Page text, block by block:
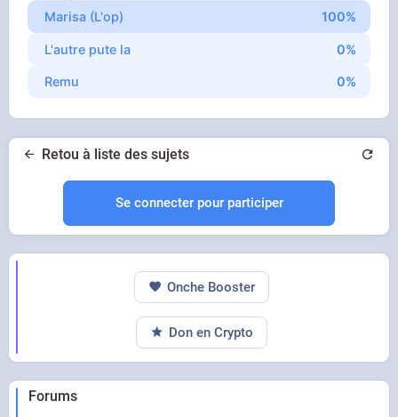
Marisa (L'op)
L'autre pute la
Remu
Retou à liste des sujets
Se connecter pour participer
Forums
Onche Booster
Don en Crypto